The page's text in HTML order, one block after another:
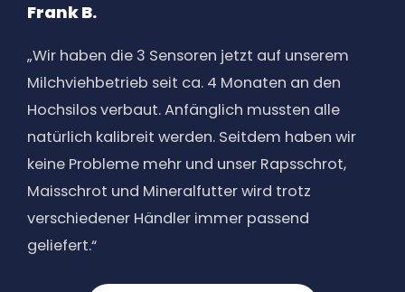
Frank B.
„Wir haben die 3 Sensoren jetzt auf unserem
Milchviehbetrieb seit ca. 4 Monaten an den
Hochsilos verbaut. Anfänglich mussten alle
natürlich kalibreit werden. Seitdem haben wir
keine Probleme mehr und unser Rapsschrot,
Maisschrot und Mineralfutter wird trotz
verschiedener Händler immer passend
geliefert.“